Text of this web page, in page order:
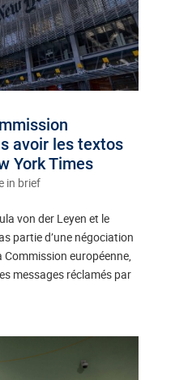
avoir les textos
York Times
in brief
von der Leyen et le
partie d’une négociation
européenne,
messages réclamés par